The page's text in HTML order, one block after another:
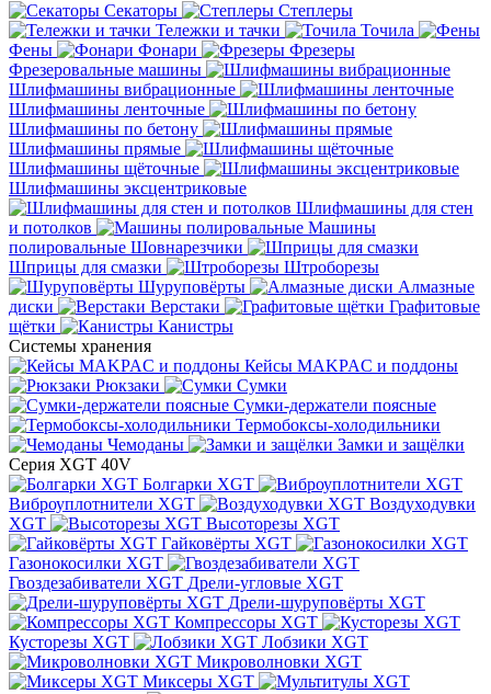
Секаторы
Степлеры
Тележки и тачки
Точила
Фены
Фонари
Фрезеры
Фрезеровальные машины
Шлифмашины вибрационные
Шлифмашины ленточные
Шлифмашины по бетону
Шлифмашины прямые
Шлифмашины щёточные
Шлифмашины эксцентриковые
Шлифмашины для стен
и потолков
Машины
полировальные Шовнарезчики
Шприцы для смазки
Штроборезы
Шуруповёрты
Алмазные
диски
Верстаки
Графитовые
щётки
Канистры
Системы хранения
Кейсы MAKPAC и поддоны
Рюкзаки
Сумки
Сумки-держатели поясные
Термобоксы-холодильники
Чемоданы
Замки и защёлки
Серия XGT 40V
Болгарки XGT
Виброуплотнители XGT
Воздуходувки
XGT
Высоторезы XGT
Гайковёрты XGT
Газонокосилки XGT
Гвоздезабиватели XGT Дрели-угловые XGT
Дрели-шуруповёрты XGT
Компрессоры XGT
Кусторезы XGT
Лобзики XGT
Микроволновки XGT
Миксеры XGT